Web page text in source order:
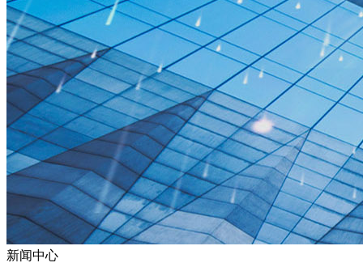
新闻中心